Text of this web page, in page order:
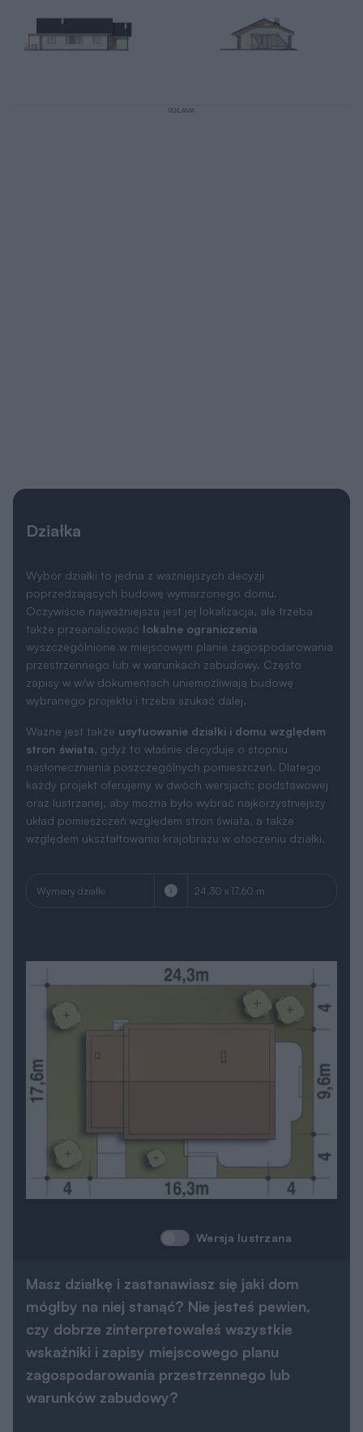
REKLAMA
Działka
Wybór działki to jedna z ważniejszych decyzji
poprzedzających budowę wymarzonego domu.
Oczywiście najważniejsza jest jej lokalizacja, ale trzeba
także przeanalizować lokalne ograniczenia
wyszczególnione w miejscowym planie zagospodarowania
przestrzennego lub w warunkach zabudowy. Często
zapisy w w/w dokumentach uniemożliwiają budowę
wybranego projektu i trzeba szukać dalej.
Ważne jest także usytuowanie działki i domu względem
stron świata, gdyż to właśnie decyduje o stopniu
nasłonecznienia poszczególnych pomieszczeń. Dlatego
każdy projekt oferujemy w dwóch wersjach: podstawowej
oraz lustrzanej, aby można było wybrać najkorzystniejszy
układ pomieszczeń względem stron świata, a także
względem ukształtowania krajobrazu w otoczeniu działki.
Wymiary działki 24.30 x 17.60 m
Wersja lustrzana
Masz działkę i zastanawiasz się jaki dom
mógłby na niej stanąć? Nie jesteś pewien,
czy dobrze zinterpretowałeś wszystkie
wskaźniki i zapisy miejscowego planu
zagospodarowania przestrzennego lub
warunków zabudowy?